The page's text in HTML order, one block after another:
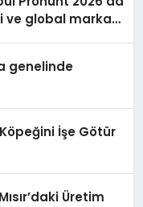
ve global marka
genelinde
İşe Götür
Üretim